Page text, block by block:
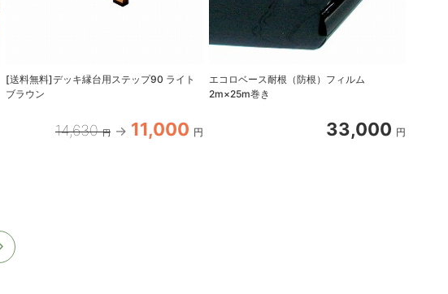
[送料無料]デッキ縁台用ステップ90 ライト
ブラウン
14,630 円 11,000 円
エコロベース耐根（防根）フィルム
2m×25m巻き
33,000 円